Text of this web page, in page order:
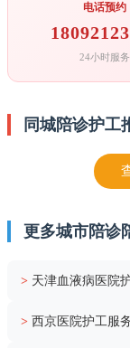
电话预约
24小时服务
同城陪诊护工
更多城市陪诊
> 天津血液病医院
> 西京医院护工服